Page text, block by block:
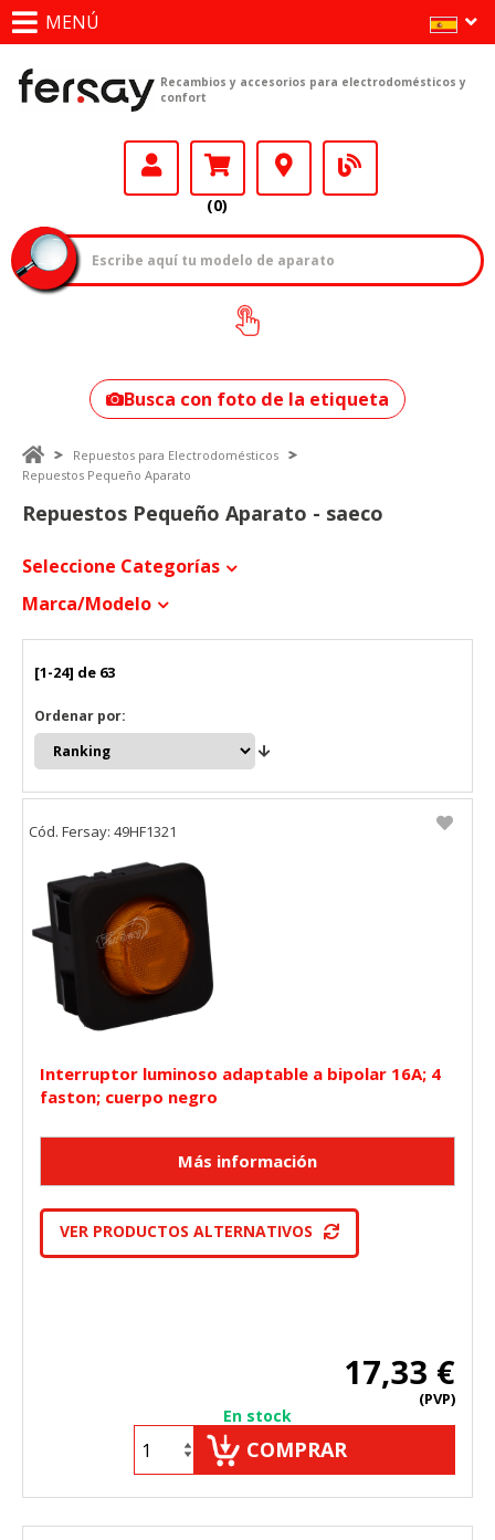
MENÚ
Recambios y accesorios para electrodomésticos y
confort
(0)
¿Cómo encontrar
tu modelo?
Busca con foto de la etiqueta
Repuestos para Electrodomésticos
Repuestos Pequeño Aparato
Repuestos Pequeño Aparato - saeco
Seleccione Categorías
Marca/modelo
[1-24] de 63
Ordenar por:
Interruptor luminoso adaptable a bipolar 16A; 4
faston; cuerpo negro
VER PRODUCTOS ALTERNATIVOS
17,33 €
(PVP)
En stock
COMPRAR
Cód. Fersay: 49HF1321